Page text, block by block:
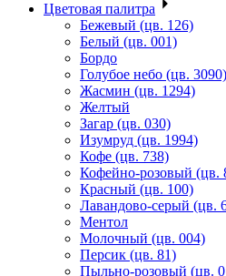
Цветовая палитра
Бежевый (цв. 126)
Белый (цв. 001)
Бордо
Голубое небо (цв. 3090)
Жасмин (цв. 1294)
Желтый
Загар (цв. 030)
Изумруд (цв. 1994)
Кофе (цв. 738)
Кофейно-розовый (цв.
Красный (цв. 100)
Лавандово-серый (цв.
Ментол
Молочный (цв. 004)
Персик (цв. 81)
Пыльно-розовый (цв.